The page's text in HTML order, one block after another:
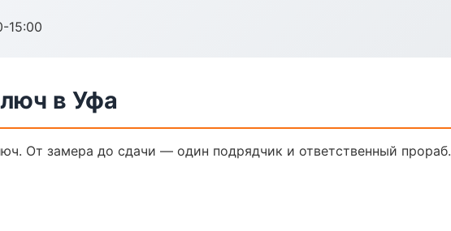
15:00
в Уфа
От замера до сдачи — один подрядчик и ответственный прораб.